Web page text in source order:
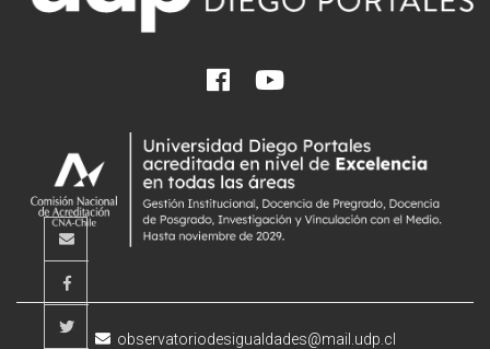
observatoriodesigualdades@mail.udp.cl